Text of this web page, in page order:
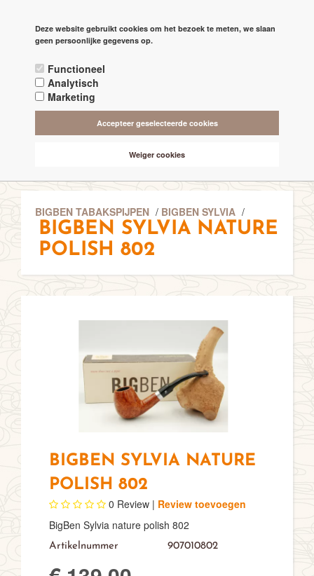
check RECHTSTREEKS VAN DE 'MAKERS'
check
check ONLINE VEILIG & SNEL BETALEN
BIGBEN TABAKSPIJPEN / BIGBEN SYLVIA /
BIGBEN SYLVIA NATURE
POLISH 802
BIGBEN SYLVIA NATURE
POLISH 802
0 Review | Review toevoegen
BigBen Sylvia nature polish 802
Artikelnummer 907010802
Deze website gebruikt cookies om het bezoek te meten, we slaan
geen persoonlijke gegevens op.
Functioneel
Analytisch
Marketing
Accepteer geselecteerde cookies
Weiger cookies